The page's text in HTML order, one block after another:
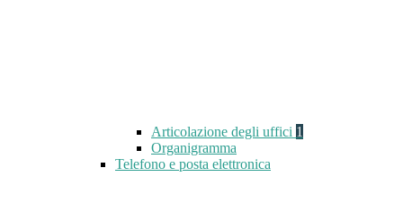
Articolazione degli uffici 1
Organigramma
Telefono e posta elettronica